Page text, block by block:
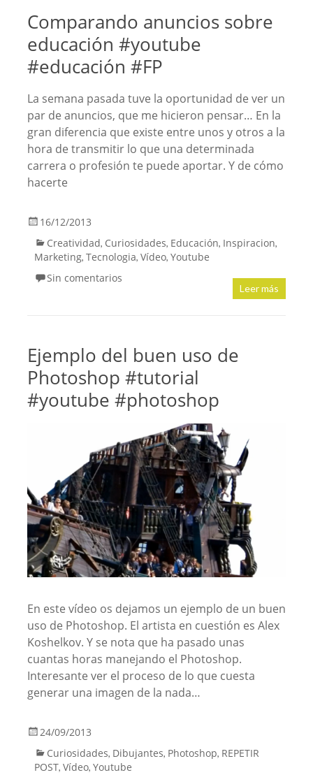
Comparando anuncios sobre
educación #youtube
#educación #FP
La semana pasada tuve la oportunidad de ver un
par de anuncios, que me hicieron pensar… En la
gran diferencia que existe entre unos y otros a la
hora de transmitir lo que una determinada
carrera o profesión te puede aportar. Y de cómo
hacerte
16/12/2013
Creatividad, Curiosidades, Educación, Inspiracion,
Marketing, Tecnologia, Vídeo, Youtube
Sin comentarios
Leer más
Ejemplo del buen uso de
Photoshop #tutorial
#youtube #photoshop
En este vídeo os dejamos un ejemplo de un buen
uso de Photoshop. El artista en cuestión es Alex
Koshelkov. Y se nota que ha pasado unas
cuantas horas manejando el Photoshop.
Interesante ver el proceso de lo que cuesta
generar una imagen de la nada…
24/09/2013
Curiosidades, Dibujantes, Photoshop, REPETIR
POST, Vídeo, Youtube